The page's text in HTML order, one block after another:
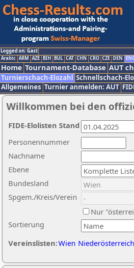
Logged on: Gast
Arabic ARM AZE BIH BUL CAT CHN CRO CZE DEN
Home Tournament-Database AUT
Turnierschach-Elozahl Schnellschach-
Allgemeines Turnier anmelden: AUT
Willkommen bei den
Nachname
Ebene
Sortierung
Personennummer
Bundesland
Spgem./Kreis/Verein
Nur
Vereinslisten:Wien Niederösterreich
FIDE-Elolisten Stand